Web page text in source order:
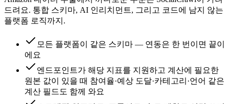
드려요. 통합 스키마, AI 인리치먼트, 그리고 코드에 남지 않는
플랫폼 로직까지.
모든 플랫폼이 같은 스키마 — 연동은 한 번이면 끝이
에요
엔드포인트가 해당 지표를 지원하고 계산에 필요한
원본 값이 있을 때 참여율·예상 도달·카테고리·언어 같은
계산 필드도 함께 와요